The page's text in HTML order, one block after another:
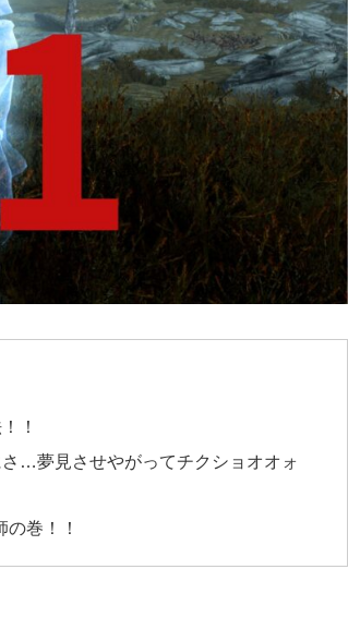
！
…夢見させやがってチクショオオォ
巻！！